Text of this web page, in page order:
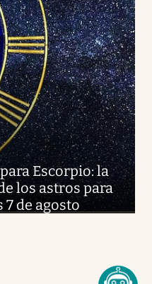
Escorpio: la
los astros para
de agosto